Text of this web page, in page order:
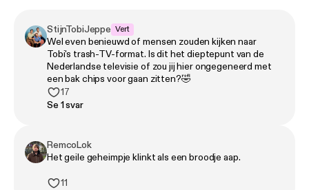
een goed idee te hebben door de eerste de beste
gesponsorde snack te bestellen. Resultaat: de
zoutste chips ter wereld. En alsof dat nog niet
genoeg was, heeft Stijn een mysterieuze, dichte
fles van een luisteraar meegezeuld. Is het drank? Is
probeert Jeppe wanhopig reclame te maken voor
een acapella-artiest, maar het wordt met weinig
enthousiasme ontvangen. En natuurlijk komt er
StijnTobiJeppe Vert
Wel even benieuwd of mensen zouden kijken naar
Tobi's trash-TV-format. Is dit het dieptepunt van de
Nederlandse televisie of zou jij hier ongegeneerd met
een bak chips voor gaan zitten?🤣
17
Se 1 svar
RemcoLok
Het geile geheimpje klinkt als een broodje aap.
11